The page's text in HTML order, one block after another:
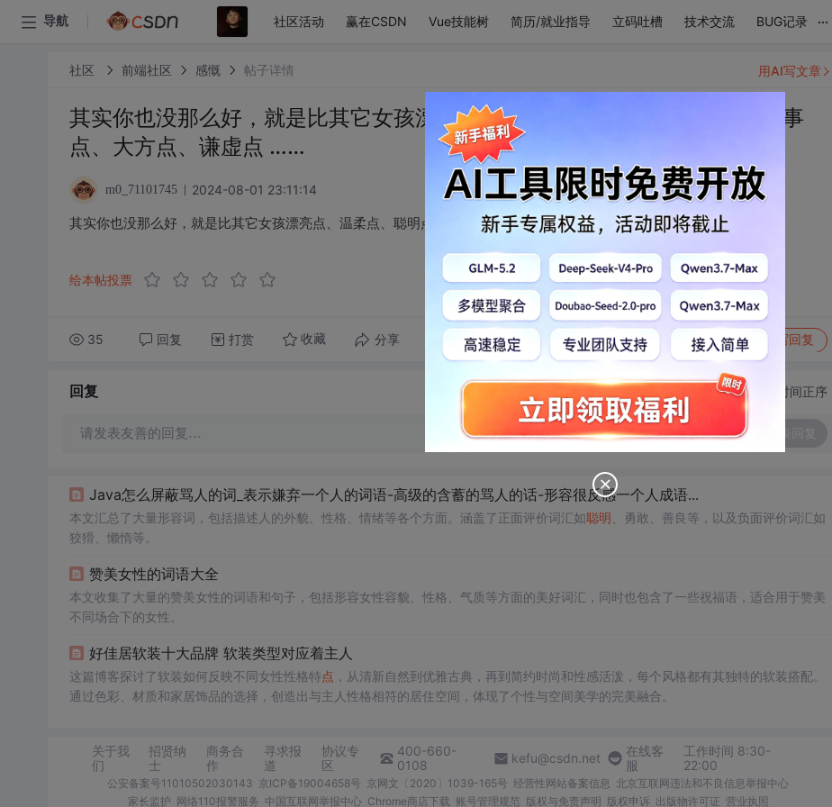
导航 社区活动 赢在CSDN Vue技能树 简历/就业指导 立码吐槽 技术交流 BUG记录 ...
社区 前端社区 感慨 帖子详情
其实你也没那么好，就是比其它女孩漂亮点、温柔点、聪明点、贤惠点、懂事
点、大方点、谦虚点 ……
m0_71101745 2024-08-01 23:11:14
其实你也没那么好，就是比其它女孩漂亮点、温柔点、聪明点、贤惠点、懂事点、大方点、谦虚点 ……
给本帖投票
35 回复 打赏 收藏 分享 转发到动态 举报 写回复
用AI写文章
回复 切换为时间正序
请发表友善的回复…
Java怎么屏蔽骂人的词_表示嫌弃一个人的词语-高级的含蓄的骂人的话-形容很反感一个人成语...
本文汇总了大量形容词，包括描述人的外貌、性格、情绪等各个方面。涵盖了正面评价词汇如聪明 、勇敢、善良等，以及负面评价词汇如
狡猾、懒惰等。
赞美女性的词语大全
本文收集了大量的赞美女性的词语和句子，包括形容女性容貌、性格、气质等方面的美好词汇，同时也包含了一些祝福语，适合用于赞美
不同场合下的女性。
好佳居软装十大品牌 软装类型对应着主人
这篇博客探讨了软装如何反映不同女性性格特点 ，从清新自然到优雅古典，再到简约时尚和性感活泼，每个风格都有其独特的软装搭配。
通过色彩、材质和家居饰品的选择，创造出与主人性格相符的居住空间，体现了个性与空间美学的完美融合。
关于我
们
招贤纳
士
商务合
作
寻求报
道
协议专
区
400-660-
0108
kefu@csdn.net
在线客
服
工作时间 8:30-
22:00
公安备案号11010502030143 京ICP备19004658号 京网文〔2020〕1039-165号 经营性网站备案信息 北京互联网违法和不良信息举报中心
家长监护 网络110报警服务 中国互联网举报中心 Chrome商店下载 账号管理规范 版权与免责声明 版权申诉 出版物许可证 营业执照